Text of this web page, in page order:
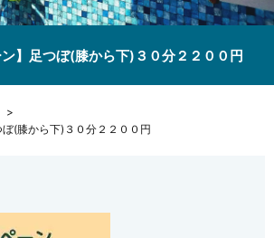
ン】足つぼ(膝から下)３０分２２００円
ぼ(膝から下)３０分２２００円